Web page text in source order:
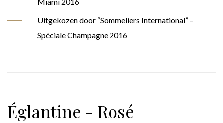
Uitgekozen door “Sommeliers International” –
Spéciale Champagne 2016
Églantine - Rosé